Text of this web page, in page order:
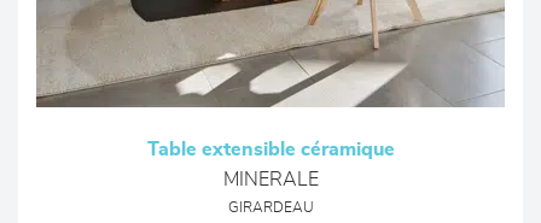
Table extensible céramique
MINERALE
GIRARDEAU